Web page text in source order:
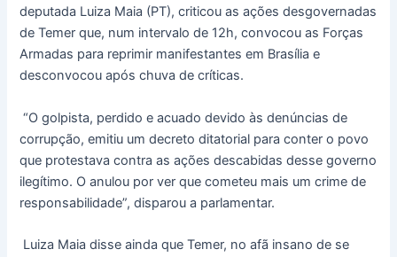
deputada Luiza Maia (PT), criticou as ações desgovernadas
de Temer que, num intervalo de 12h, convocou as Forças
Armadas para reprimir manifestantes em Brasília e
desconvocou após chuva de críticas.
“O golpista, perdido e acuado devido às denúncias de
corrupção, emitiu um decreto ditatorial para conter o povo
que protestava contra as ações descabidas desse governo
ilegítimo. O anulou por ver que cometeu mais um crime de
responsabilidade”, disparou a parlamentar.
Luiza Maia disse ainda que Temer, no afã insano de se